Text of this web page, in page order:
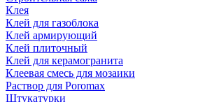
Клея
Клей для газоблока
Клей армирующий
Клей плиточный
Клей для керамогранита
Клеевая смесь для мозаики
Раствор для Poromax
Штукатурки